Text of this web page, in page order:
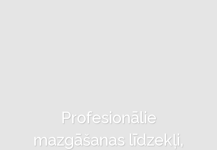
Profesionālie
mazgāšanas līdzekļi,